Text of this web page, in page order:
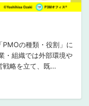
の種類・役割」に
・組織では外部環境や
戦略を立て、既...